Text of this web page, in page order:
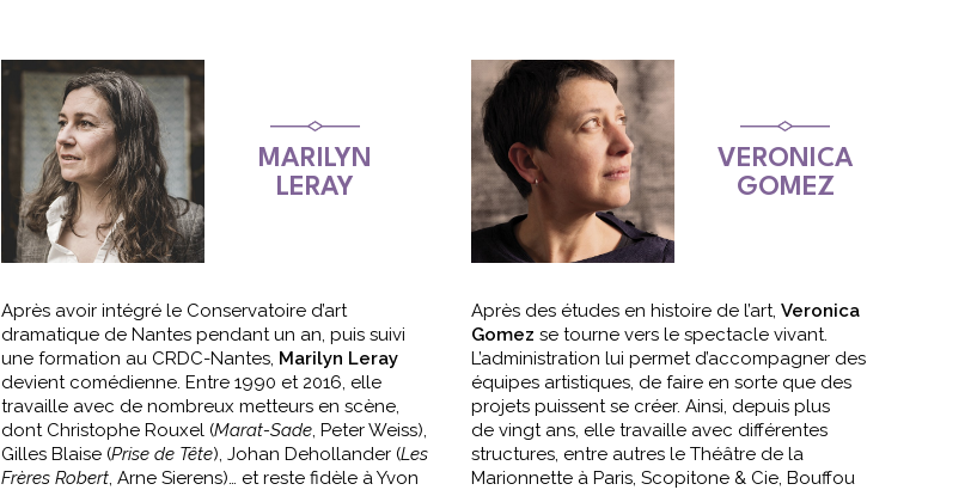
MARILYN
LERAY
Après avoir intégré le Conservatoire d’art
dramatique de Nantes pendant un an, puis suivi
une formation au CRDC-Nantes, Marilyn Leray
devient comédienne. Entre 1990 et 2016, elle
travaille avec de nombreux metteurs en scène,
dont Christophe Rouxel (Marat-Sade, Peter Weiss),
Gilles Blaise (Prise de Tête), Johan Dehollander (Les
Frères Robert, Arne Sierens)… et reste fidèle à Yvon
VERONICA
GOMEZ
Après des études en histoire de l’art, Veronica
Gomez se tourne vers le spectacle vivant.
L’administration lui permet d’accompagner des
équipes artistiques, de faire en sorte que des
projets puissent se créer. Ainsi, depuis plus
de vingt ans, elle travaille avec différentes
structures, entre autres le Théâtre de la
Marionnette à Paris, Scopitone & Cie, Bouffou